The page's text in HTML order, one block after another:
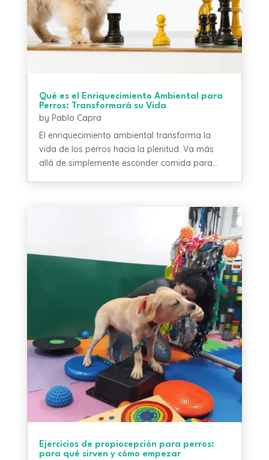
Qué es el Enriquecimiento Ambiental para
Perros: Transformará su Vida
by Pablo Capra
El enriquecimiento ambiental transforma la
vida de los perros hacia la plenitud. Va más
allá de simplemente esconder comida para...
Ejercicios de propiocepción para perros:
para qué sirven y cómo empezar